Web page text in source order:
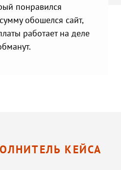
понравился
обошелся сайт,
работает на деле
КЕЙСА